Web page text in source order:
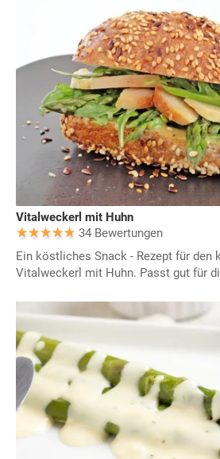
Vitalweckerl mit Huhn
34 Bewertungen
Ein köstliches Snack - Rezept für den
Vitalweckerl mit Huhn. Passt gut für